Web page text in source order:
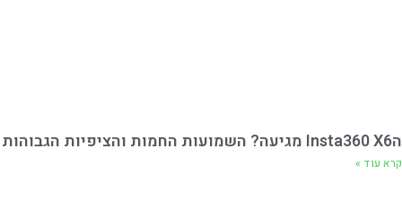
הInsta360 X6 מגיעה? השמועות החמות והציפיות הגבוהות
קרא עוד »